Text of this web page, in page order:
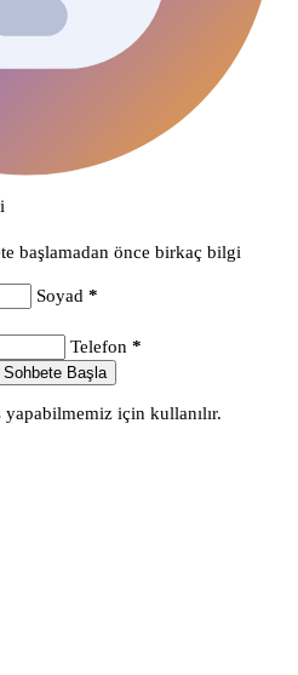
başlamadan önce birkaç bilgi
Soyad *
Telefon *
Sohbete Başla
için kullanılır.